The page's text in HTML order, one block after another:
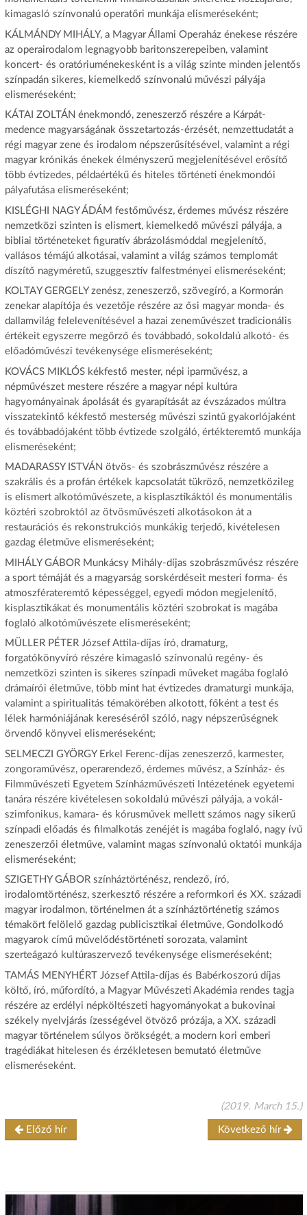
kimagasló színvonalú operatőri munkája elismeréseként;
KÁLMÁNDY MIHÁLY, a Magyar Állami Operaház énekese részére
az operairodalom legnagyobb baritonszerepeiben, valamint
koncert- és oratóriuménekesként is a világ szinte minden jelentős
színpadán sikeres, kiemelkedő színvonalú művészi pályája
elismeréseként;
KÁTAI ZOLTÁN énekmondó, zeneszerző részére a Kárpát-
medence magyarságának összetartozás-érzését, nemzettudatát a
régi magyar zene és irodalom népszerűsítésével, valamint a régi
magyar krónikás énekek élményszerű megjelenítésével erősítő
több évtizedes, példaértékű és hiteles történeti énekmondói
pályafutása elismeréseként;
KISLÉGHI NAGY ÁDÁM festőművész, érdemes művész részére
nemzetközi szinten is elismert, kiemelkedő művészi pályája, a
bibliai történeteket figuratív ábrázolásmóddal megjelenítő,
vallásos témájú alkotásai, valamint a világ számos templomát
díszítő nagyméretű, szuggesztív falfestményei elismeréseként;
KOLTAY GERGELY zenész, zeneszerző, szövegíró, a Kormorán
zenekar alapítója és vezetője részére az ősi magyar monda- és
dallamvilág felelevenítésével a hazai zeneművészet tradicionális
értékeit egyszerre megőrző és továbbadó, sokoldalú alkotó- és
előadóművészi tevékenysége elismeréseként;
KOVÁCS MIKLÓS kékfestő mester, népi iparművész, a
népművészet mestere részére a magyar népi kultúra
hagyományainak ápolását és gyarapítását az évszázados múltra
visszatekintő kékfestő mesterség művészi szintű gyakorlójaként
és továbbadójaként több évtizede szolgáló, értékteremtő munkája
elismeréseként;
MADARASSY ISTVÁN ötvös- és szobrászművész részére a
szakrális és a profán értékek kapcsolatát tükröző, nemzetközileg
is elismert alkotóművészete, a kisplasztikáktól és monumentális
köztéri szobroktól az ötvösművészeti alkotásokon át a
restaurációs és rekonstrukciós munkákig terjedő, kivételesen
gazdag életműve elismeréseként;
MIHÁLY GÁBOR Munkácsy Mihály-díjas szobrászművész részére
a sport témáját és a magyarság sorskérdéseit mesteri forma- és
atmoszférateremtő képességgel, egyedi módon megjelenítő,
kisplasztikákat és monumentális köztéri szobrokat is magába
foglaló alkotóművészete elismeréseként;
MÜLLER PÉTER József Attila-díjas író, dramaturg,
forgatókönyvíró részére kimagasló színvonalú regény- és
nemzetközi szinten is sikeres színpadi műveket magába foglaló
drámaírói életműve, több mint hat évtizedes dramaturgi munkája,
valamint a spiritualitás témakörében alkotott, főként a test és
lélek harmóniájának kereséséről szóló, nagy népszerűségnek
örvendő könyvei elismeréseként;
SELMECZI GYÖRGY Erkel Ferenc-díjas zeneszerző, karmester,
zongoraművész, operarendező, érdemes művész, a Színház- és
Filmművészeti Egyetem Színházművészeti Intézetének egyetemi
tanára részére kivételesen sokoldalú művészi pályája, a vokál-
szimfonikus, kamara- és kórusművek mellett számos nagy sikerű
színpadi előadás és filmalkotás zenéjét is magába foglaló, nagy ívű
zeneszerzői életműve, valamint magas színvonalú oktatói munkája
elismeréseként;
SZIGETHY GÁBOR színháztörténész, rendező, író,
irodalomtörténész, szerkesztő részére a reformkori és XX. századi
magyar irodalmon, történelmen át a színháztörténetig számos
témakört felölelő gazdag publicisztikai életműve, Gondolkodó
magyarok című művelődéstörténeti sorozata, valamint
szerteágazó kultúraszervező tevékenysége elismeréseként;
TAMÁS MENYHÉRT József Attila-díjas és Babérkoszorú díjas
költő, író, műfordító, a Magyar Művészeti Akadémia rendes tagja
részére az erdélyi népköltészeti hagyományokat a bukovinai
székely nyelvjárás ízességével ötvöző prózája, a XX. századi
magyar történelem súlyos örökségét, a modern kori emberi
tragédiákat hitelesen és érzékletesen bemutató életműve
elismeréseként.
(2019. March 15.)
Előző hír Következő hír